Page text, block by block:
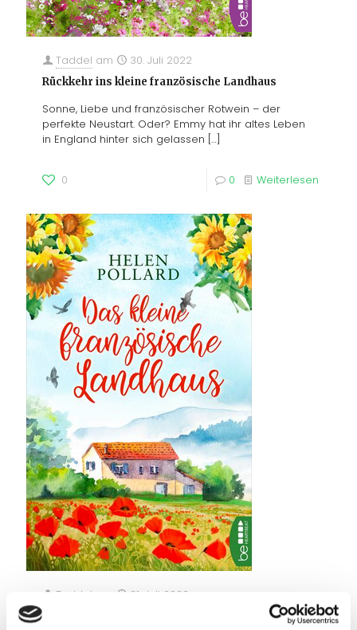
Taddel am 30. Juli 2022
Rückkehr ins kleine französische Landhaus
Sonne, Liebe und französischer Rotwein – der
perfekte Neustart. Oder? Emmy hat ihr altes Leben
in England hinter sich gelassen […]
0 0 Weiterlesen
Taddel 21. Juli 2022